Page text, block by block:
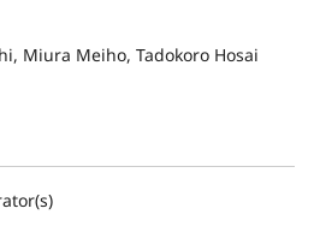
Miura Meiho, Tadokoro Hosai